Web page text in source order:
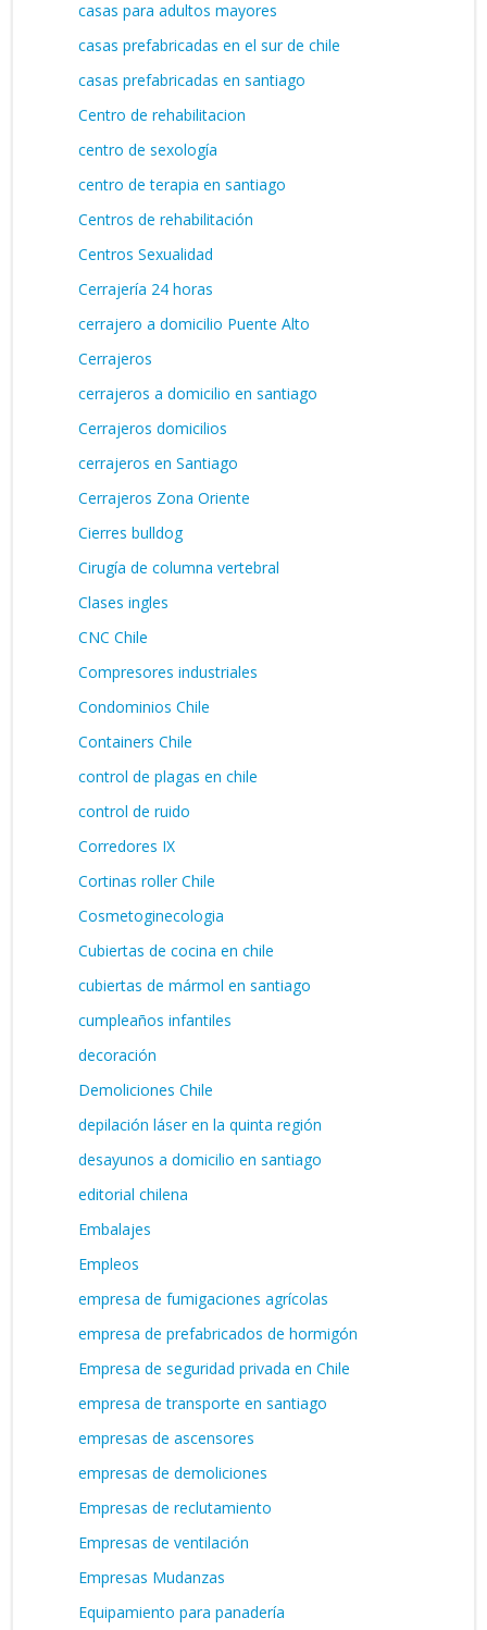
casas para adultos mayores
casas prefabricadas en el sur de chile
casas prefabricadas en santiago
Centro de rehabilitacion
centro de sexología
centro de terapia en santiago
Centros de rehabilitación
Centros Sexualidad
Cerrajería 24 horas
cerrajero a domicilio Puente Alto
Cerrajeros
cerrajeros a domicilio en santiago
Cerrajeros domicilios
cerrajeros en Santiago
Cerrajeros Zona Oriente
Cierres bulldog
Cirugía de columna vertebral
Clases ingles
CNC Chile
Compresores industriales
Condominios Chile
Containers Chile
control de plagas en chile
control de ruido
Corredores IX
Cortinas roller Chile
Cosmetoginecologia
Cubiertas de cocina en chile
cubiertas de mármol en santiago
cumpleaños infantiles
decoración
Demoliciones Chile
depilación láser en la quinta región
desayunos a domicilio en santiago
editorial chilena
Embalajes
Empleos
empresa de fumigaciones agrícolas
empresa de prefabricados de hormigón
Empresa de seguridad privada en Chile
empresa de transporte en santiago
empresas de ascensores
empresas de demoliciones
Empresas de reclutamiento
Empresas de ventilación
Empresas Mudanzas
Equipamiento para panadería